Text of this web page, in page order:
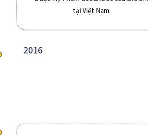
tại Việt Nam
2016